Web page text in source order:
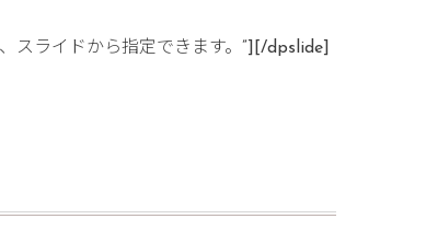
ライドから指定できます。”][/dpslide]